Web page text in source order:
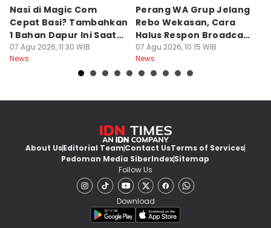
Nasi di Magic Com
Cepat Basi? Tambahkan
1 Bahan Dapur Ini Saat
Menanak, Awet 2 Hari
07 Agu 2026, 11:30 WIB
News
Perang WA Grup Jelang
Rebo Wekasan, Cara
Halus Respon Broadcast
Parno
07 Agu 2026, 10:15 WIB
News
About UsEditorial TeamContact UsTerms of Services
Pedoman Media SiberIndexSitemap
Follow Us
Download